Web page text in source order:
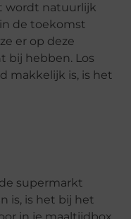
wordt natuurlijk
de toekomst
er op deze
bij hebben. Los
makkelijk is, is het
supermarkt
is, is het bij het